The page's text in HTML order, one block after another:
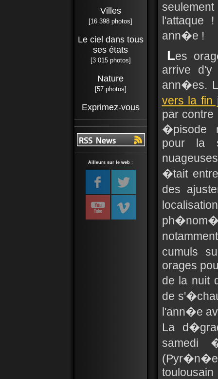
Villes
[16 398 photos]
Le ciel dans tous
ses états
[3 015 photos]
Nature
[57 photos]
Exprimez-vous
Ailleurs sur le web :
l'attaque
ann�e !
Les
arrive d'y
ann�es.
vers la fin
par contre
�pisode
pour la
�tait
des
cumuls
orages
de la nuit
de
l'ann�e
La
samedi